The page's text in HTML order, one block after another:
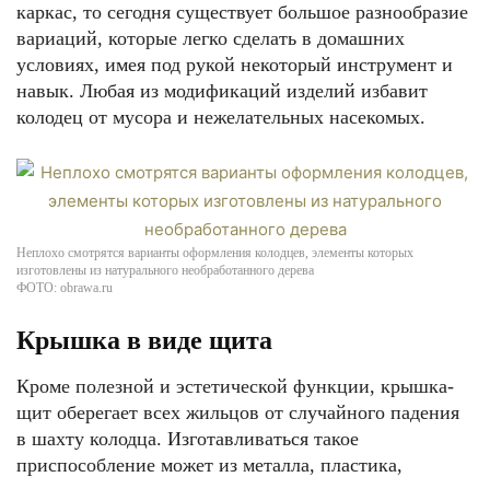
каркас, то сегодня существует большое разнообразие
вариаций, которые легко сделать в домашних
условиях, имея под рукой некоторый инструмент и
навык. Любая из модификаций изделий избавит
колодец от мусора и нежелательных насекомых.
Неплохо смотрятся варианты оформления колодцев, элементы которых
изготовлены из натурального необработанного дерева
ФОТО: obrawa.ru
Крышка в виде щита
Кроме полезной и эстетической функции, крышка-
щит оберегает всех жильцов от случайного падения
в шахту колодца. Изготавливаться такое
приспособление может из металла, пластика,